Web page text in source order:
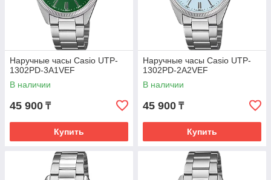
Наручные часы Casio UTP-
1302PD-3A1VEF
В наличии
45 900 ₸
Купить
Наручные часы Casio UTP-
1302PD-2A2VEF
В наличии
45 900 ₸
Купить